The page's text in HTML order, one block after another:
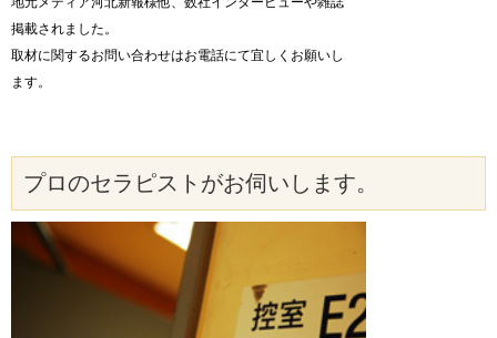
掲載されました。
取材に関するお問い合わせはお電話にて宜しくお願いし
ます。
プロのセラピストがお伺いします。